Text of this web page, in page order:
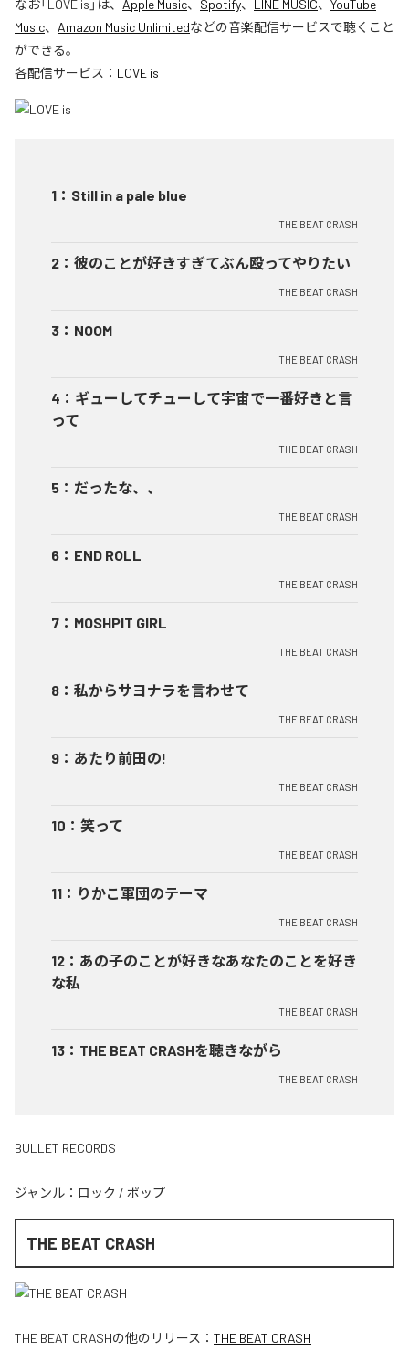
なお「 LOVE is 」は、 Apple Music、 Spotify、 LINE MUSIC、 YouTube
Music、 Amazon Music Unlimitedなどの音楽配信サービスで聴くこと
ができる。
各配信サービス： LOVE is
1 ： Still in a pale blue
THE BEAT CRASH
2 ： 彼のことが好きすぎてぶん殴ってやりたい
THE BEAT CRASH
3 ： NOOM
THE BEAT CRASH
4 ： ギューしてチューして宇宙で一番好きと言
って
THE BEAT CRASH
5 ： だったな、、
THE BEAT CRASH
6 ： END ROLL
THE BEAT CRASH
7 ： MOSHPIT GIRL
THE BEAT CRASH
8 ： 私からサヨナラを言わせて
THE BEAT CRASH
9 ： あたり前田の!
THE BEAT CRASH
10 ： 笑って
THE BEAT CRASH
11 ： りかこ軍団のテーマ
THE BEAT CRASH
12 ： あの子のことが好きなあなたのことを好き
な私
THE BEAT CRASH
13 ： THE BEAT CRASHを聴きながら
THE BEAT CRASH
BULLET RECORDS
ジャンル： ロック / ポップ
THE BEAT CRASH
THE BEAT CRASHの他のリリース： THE BEAT CRASH